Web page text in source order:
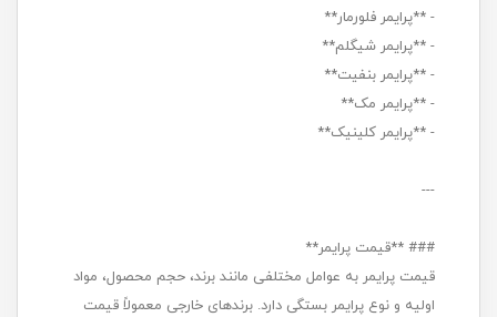
- **پرایمر فلورمار**
- **پرایمر شیگلم**
- **پرایمر بنفیت**
- **پرایمر مک**
- **پرایمر کلینیک**
---
### **قیمت پرایمر**
قیمت پرایمر به عوامل مختلفی مانند برند، حجم محصول، مواد
اولیه و نوع پرایمر بستگی دارد. برندهای خارجی معمولاً قیمت